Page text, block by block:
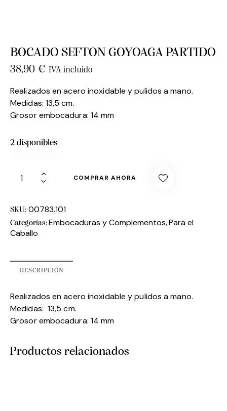
BOCADO SEFTON GOYOAGA PARTIDO
38,90 € IVA incluido
Realizados en acero inoxidable y pulidos a mano.
Medidas: 13,5 cm.
Grosor embocadura: 14 mm
2 disponibles
COMPRAR AHORA
SKU: 00783.101
Categorías: Embocaduras y Complementos, Para el
Caballo
DESCRIPCIÓN
Realizados en acero inoxidable y pulidos a mano.
Medidas: 13,5 cm.
Grosor embocadura: 14 mm
Productos relacionados